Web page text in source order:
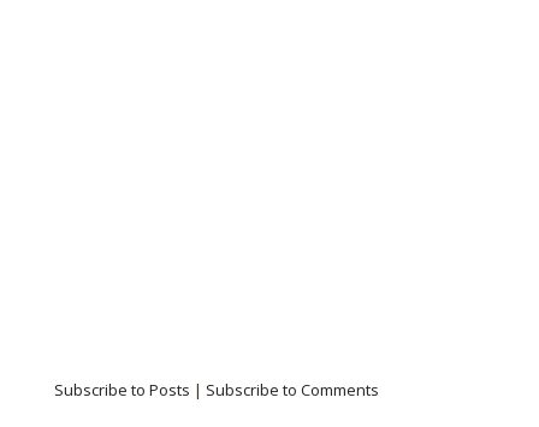
Subscribe to Posts | Subscribe to Comments